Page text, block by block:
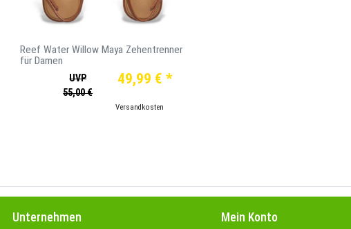
Reef Water Willow Maya Zehentrenner
für Damen
UVP
55,00 €
49,99 € *
zzgl.Versandkosten
Unternehmen Mein Konto